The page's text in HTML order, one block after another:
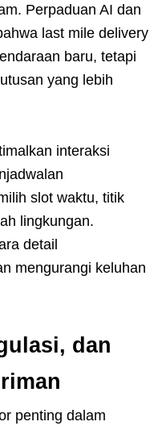
Perpaduan AI dan
last mile delivery
baru, tetapi
yang lebih
interaksi
slot waktu, titik
lingkungan.
detail
mengurangi keluhan
dan
penting dalam